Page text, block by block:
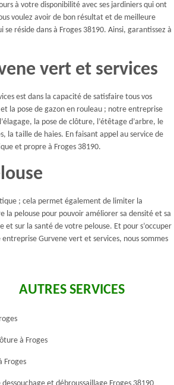
à votre disponibilité avec ses jardiniers qui ont
voulez avoir de bon résultat et de meilleure
réside dans à Froges 38190. Ainsi, garantissez à
vert et services
est dans la capacité de satisfaire tous vos
la pose de gazon en rouleau ; notre entreprise
la pose de clôture, l’étêtage d’arbre, le
la taille de haies. En faisant appel au service de
et propre à Froges 38190.
; cela permet également de limiter la
la pelouse pour pouvoir améliorer sa densité et sa
et sur la santé de votre pelouse. Et pour s’occuper
Gurvene vert et services, nous sommes
AUTRES SERVICES
à Froges
Froges